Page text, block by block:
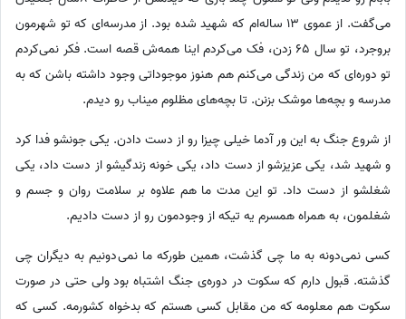
مى‌گفت. از عموى 13 ساله‌ام که شهید شده بود. از مدرسه‌اى که تو شهرمون
بروجرد، تو سال 65 زدن، فک مى‌کردم اینا همه‌ش قصه است. فکر نمى‌کردم
تو دوره‌اى که من زندگی مى‌کنم هم هنوز موجوداتى وجود داشته باشن که به
مدرسه و بچه‌ها موشک بزنن. تا بچه‌های مظلوم میناب رو دیدم.
از شروع جنگ به این ور آدما خیلى چیزا رو از دست دادن. یکى جونشو فدا کرد
و شهید شد، یکى عزیزشو از دست داد، یکى خونه زندگیشو از دست داد، یکى
شغلشو از دست داد. تو این مدت ما هم علاوه بر سلامت روان و جسم و
شغلمون، به همراه همسرم یه تیکه از وجودمون رو از دست دادیم.
کسى نمى‌دونه به ما چی گذشت، همین طورکه ما نمى‌دونیم به دیگران چی
گذشته. قبول دارم که سکوت در دوره‌ی جنگ اشتباه بود ولى حتى در صورت
سکوت هم معلومه که من مقابل کسى هستم که بدخواه کشورمه. کسى که